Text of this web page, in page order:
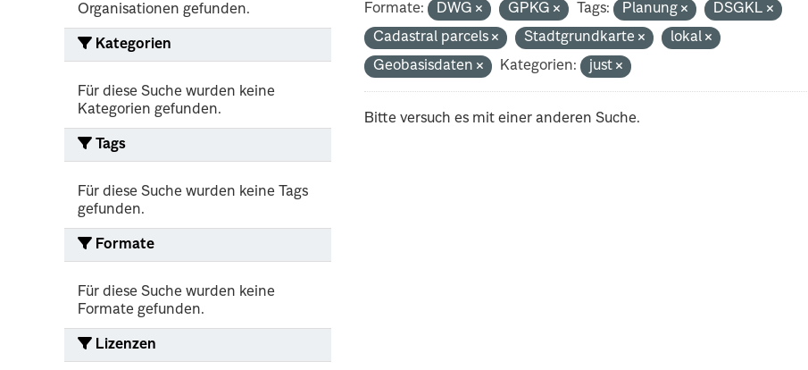
Organisationen gefunden.
Kategorien
Für diese Suche wurden keine
Kategorien gefunden.
Tags
Für diese Suche wurden keine Tags
gefunden.
Formate
Für diese Suche wurden keine
Formate gefunden.
Lizenzen
Formate: DWG GPKG Tags: Planung
DSGKL
Cadastral parcels
Stadtgrundkarte
lokal
Geobasisdaten
Kategorien: just
Bitte versuch es mit einer anderen Suche.